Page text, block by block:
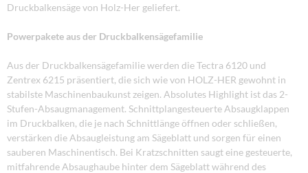
Druckbalkensäge von Holz-Her geliefert.
Powerpakete aus der Druckbalkensägefamilie
Aus der Druckbalkensägefamilie werden die Tectra 6120 und
Zentrex 6215 präsentiert, die sich wie von HOLZ-HER gewohnt in
stabilste Maschinenbaukunst zeigen. Absolutes Highlight ist das 2-
Stufen-Absaugmanagement. Schnittplangesteuerte Absaugklappen
im Druckbalken, die je nach Schnittlänge öffnen oder schließen,
verstärken die Absaugleistung am Sägeblatt und sorgen für einen
sauberen Maschinentisch. Bei Kratzschnitten saugt eine gesteuerte,
mitfahrende Absaughaube hinter dem Sägeblatt während des